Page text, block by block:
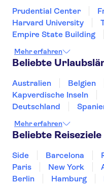
Prudential Center
Harvard University
Empire State Building
Circle Line Sightseeing
American Museum of
Intrepid Sea, Air &
One World Observatory
MoMA - Museum of
Madame Tussauds New
Mehr erfahren
Beliebte
Australien Belgien
Kapverdische Inseln
Deutschland
Italien
Japan
Polen
Portugal
Mehr erfahren
Beliebte Reiseziele
Side Barcelona
Paris
New York
Berlin
Hamburg